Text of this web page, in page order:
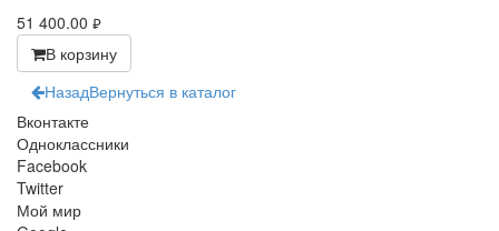
51 400.00 руб.
В корзину
НазадВернуться в каталог
Вконтакте
Одноклассники
Facebook
Twitter
Мой мир